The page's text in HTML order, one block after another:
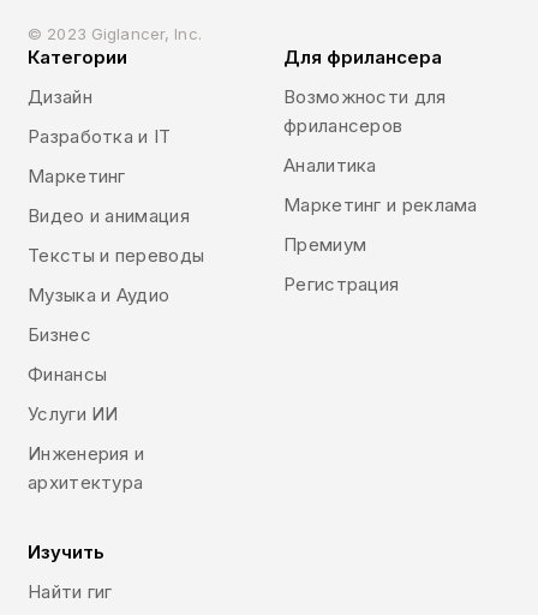
© 2023 Giglancer, Inc.
Категории
Дизайн
Разработка и IT
Маркетинг
Видео и анимация
Тексты и переводы
Музыка и Аудио
Бизнес
Финансы
Услуги ИИ
Инженерия и
архитектура
Для фрилансера
Возможности для
фрилансеров
Аналитика
Маркетинг и реклама
Премиум
Регистрация
Изучить
Найти гиг